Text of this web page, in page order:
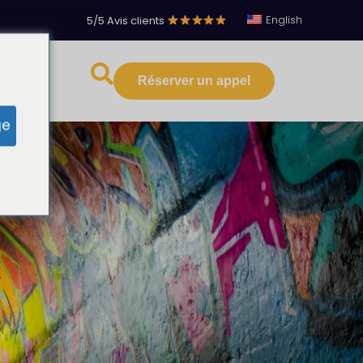
5/5 Avis clients English
ressources
Réserver un appel